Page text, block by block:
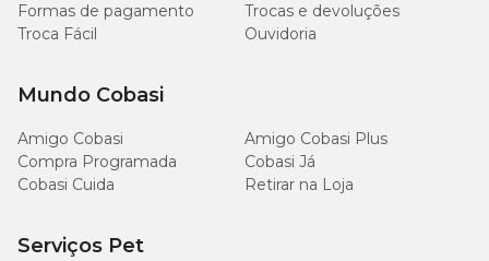
Formas de pagamento
Trocas e devoluções
Troca Fácil
Ouvidoria
Mundo Cobasi
Amigo Cobasi
Amigo Cobasi Plus
Compra Programada
Cobasi Já
Cobasi Cuida
Retirar na Loja
Serviços Pet